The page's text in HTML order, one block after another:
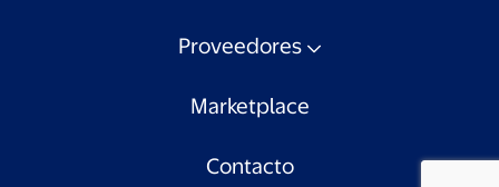
Proveedores
Marketplace
Contacto